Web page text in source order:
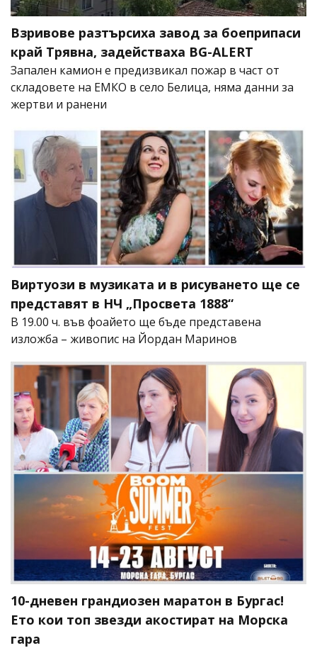
Взривове разтърсиха завод за боеприпаси
край Трявна, задействаха BG-ALERT
Запален камион е предизвикал пожар в част от
складовете на ЕМКО в село Белица, няма данни за
жертви и ранени
Виртуози в музиката и в рисуването ще се
представят в НЧ „Просвета 1888“
В 19.00 ч. във фоайето ще бъде представена
изложба – живопис на Йордан Маринов
10-дневен грандиозен маратон в Бургас!
Ето кои топ звезди акостират на Морска
гара